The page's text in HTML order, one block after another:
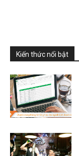
Kiến thức nổi bật